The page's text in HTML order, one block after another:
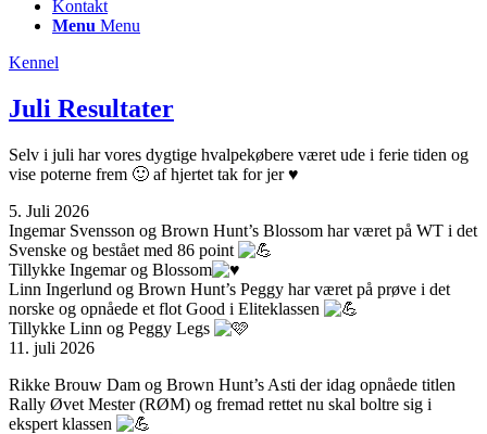
Kontakt
Menu Menu
Kennel
Juli Resultater
Selv i juli har vores dygtige hvalpekøbere været ude i ferie tiden og
vise poterne frem 🙂 af hjertet tak for jer ♥
5. Juli 2026
Ingemar Svensson og Brown Hunt’s Blossom har været på WT i det
Svenske og bestået med 86 point
Tillykke Ingemar og Blossom
Linn Ingerlund og Brown Hunt’s Peggy har været på prøve i det
norske og opnåede et flot Good i Eliteklassen
Tillykke Linn og Peggy Legs
11. juli 2026
Rikke Brouw Dam og Brown Hunt’s Asti der idag opnåede titlen
Rally Øvet Mester (RØM) og fremad rettet nu skal boltre sig i
ekspert klassen